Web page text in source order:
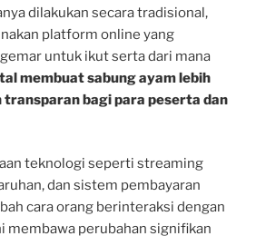
dilakukan secara tradisional,
platform online yang
untuk ikut serta dari mana
membuat sabung ayam lebih
transparan bagi para peserta dan
teknologi seperti streaming
dan sistem pembayaran
cara orang berinteraksi dengan
membawa perubahan signifikan